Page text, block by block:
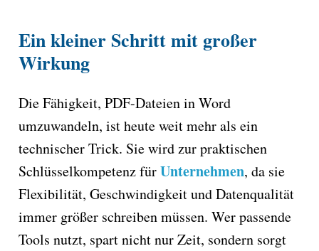
Ein kleiner Schritt mit großer
Wirkung
Die Fähigkeit, PDF-Dateien in Word
umzuwandeln, ist heute weit mehr als ein
technischer Trick. Sie wird zur praktischen
Schlüsselkompetenz fürUnternehmen, da sie
Flexibilität, Geschwindigkeit und Datenqualität
immer größer schreiben müssen. Wer passende
Tools nutzt, spart nicht nur Zeit, sondern sorgt